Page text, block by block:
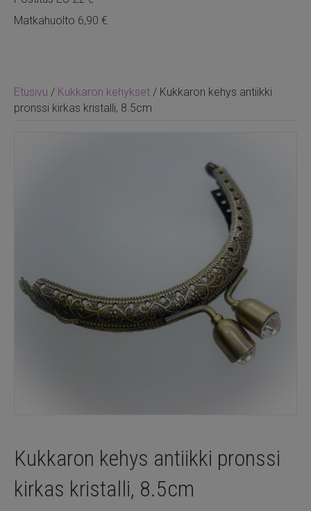
Etusivu / Kukkaron kehykset / Kukkaron kehys antiikki
pronssi kirkas kristalli, 8.5cm
Kukkaron kehys antiikki pronssi
kirkas kristalli, 8.5cm
Matkahuolto 6,90 €